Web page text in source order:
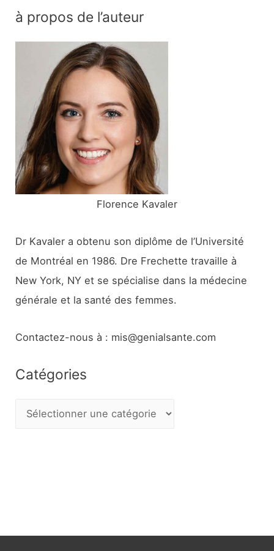
h
:
à propos de l’auteur
Florence Kavaler
Dr Kavaler a obtenu son diplôme de l’Université
de Montréal en 1986. Dre Frechette travaille à
New York, NY et se spécialise dans la médecine
générale et la santé des femmes.
Contactez-nous à : mis@genialsante.com
Catégories